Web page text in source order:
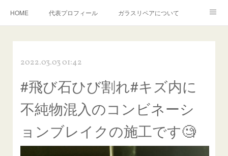
HOME 代表プロフィール ガラスリペアについて
飛び石施工料金について
当店へのアクセス 建築ガラスキズ取り・研磨・磨き
【プロ使用】フッ素系ガラストリートメント『アクアペル』
当店の良心的価格の理由について
欧州車モールの白サビやシミを落とす！
instagram記事 ガラスリペア施工価格
2022.03.03 01:42
#飛び石ひび割れ#キズ内に
不純物混入のコンビネーシ
ョンブレイクの施工です🧐